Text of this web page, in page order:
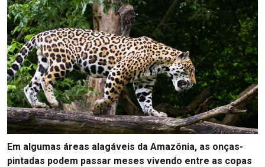
Em algumas áreas alagáveis da Amazônia, as onças-
pintadas podem passar meses vivendo entre as copas